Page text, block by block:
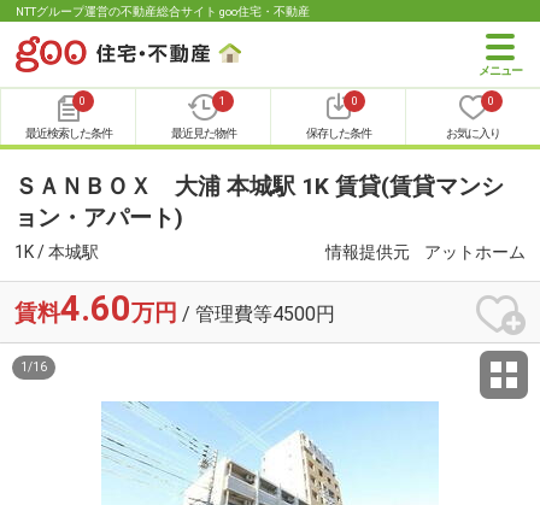
NTTグループ運営の不動産総合サイト goo住宅・不動産
0
最近検索した条件
1
最近見た物件
0
保存した条件
0
お気に入り
ＳＡＮＢＯＸ 大浦 本城駅 1K 賃貸(賃貸マンシ
ョン・アパート)
1K / 本城駅 情報提供元 アットホーム
賃料4.60万円 / 管理費等4500円
1 /16